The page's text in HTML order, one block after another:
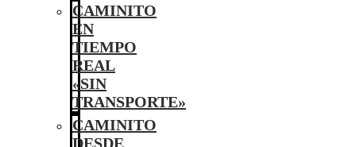
CAMINITO
EN
TIEMPO
REAL
«SIN
TRANSPORTE»
CAMINITO
DESDE